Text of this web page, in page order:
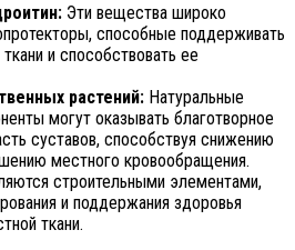
Эти вещества широко
способные поддерживать
и способствовать ее
растений: Натуральные
могут оказывать благотворное
суставов, способствуя снижению
местного кровообращения.
строительными элементами,
и поддержания здоровья
ткани.